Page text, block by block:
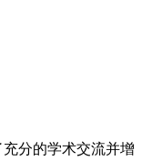
分的学术交流并增